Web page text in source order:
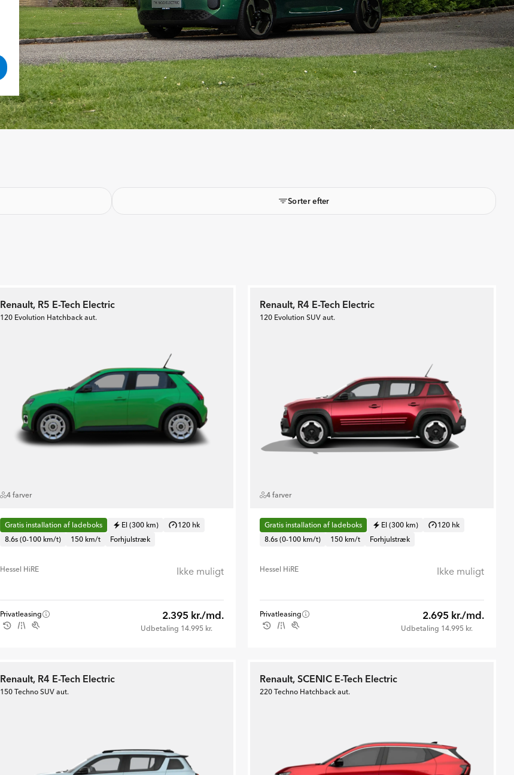
Sorter efter
Renault, R5 E-Tech Electric
120 Evolution Hatchback aut.
4 farver
Gratis installation af ladeboks El (300 km)
120 hk
8.6s (0-100 km/t)
150 km/t Forhjulstræk
Hessel HiRE Ikke muligt
Privatleasing 2.395 kr./md.
Udbetaling 14.995 kr.
Renault, R4 E-Tech Electric
120 Evolution SUV aut.
4 farver
Gratis installation af ladeboks El (300 km)
120 hk
8.6s (0-100 km/t)
150 km/t Forhjulstræk
Hessel HiRE Ikke muligt
Privatleasing 2.695 kr./md.
Udbetaling 14.995 kr.
Renault, R4 E-Tech Electric
150 Techno SUV aut.
Renault, SCENIC E-Tech Electric
220 Techno Hatchback aut.